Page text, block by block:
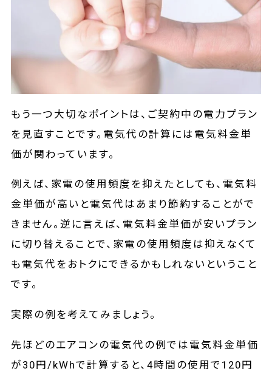
もう一つ大切なポイントは、ご契約中の電力プラン
を見直すことです。電気代の計算には電気料金単
価が関わっています。
例えば、家電の使用頻度を抑えたとしても、電気料
金単価が高いと電気代はあまり節約することがで
きません。逆に言えば、電気料金単価が安いプラン
に切り替えることで、家電の使用頻度は抑えなくて
も電気代をおトクにできるかもしれないということ
です。
実際の例を考えてみましょう。
先ほどのエアコンの電気代の例では電気料金単価
が30円/kWhで計算すると、4時間の使用で120円